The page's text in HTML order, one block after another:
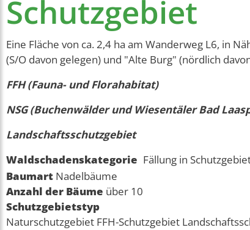
Schutzgebiet
Eine Fläche von ca. 2,4 ha am Wanderweg L6, in
(S/O davon gelegen) und "Alte Burg" (nördlich
FFH (Fauna- und Florahabitat)
NSG (Buchenwälder und Wiesentäler Bad
Landschaftsschutzgebiet
Waldschadenskategorie Fällung in
Baumart Nadelbäume
Anzahl der Bäume über 10
Schutzgebietstyp
Naturschutzgebiet FFH-Schutzgebiet